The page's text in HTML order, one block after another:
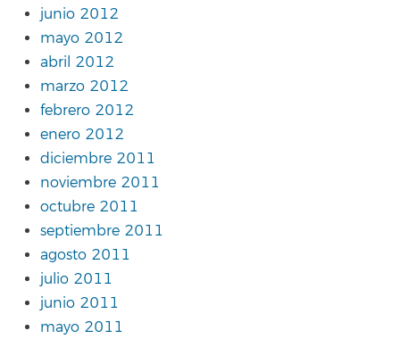
junio 2012
mayo 2012
abril 2012
marzo 2012
febrero 2012
enero 2012
diciembre 2011
noviembre 2011
octubre 2011
septiembre 2011
agosto 2011
julio 2011
junio 2011
mayo 2011